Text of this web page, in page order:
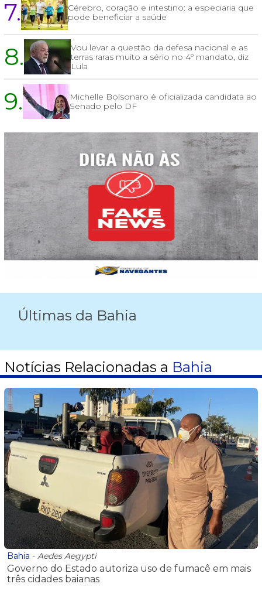
7.
Cérebro, coração e intestino: a especiaria que
pode beneficiar a saúde
8.
Vou levar a questão da defesa nacional e as
terras raras muito a sério no 4º mandato, diz
Lula
9.
Michelle Bolsonaro é oficializada candidata ao
Senado pelo DF
Últimas da Bahia
Notícias Relacionadas a Bahia
Bahia - Aedes Aegypti
Governo do Estado autoriza uso de fumacê em mais
três cidades baianas